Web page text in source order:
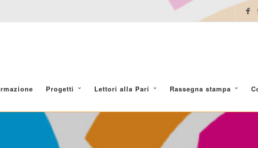
Progetti Lettori alla Pari Rassegna stampa